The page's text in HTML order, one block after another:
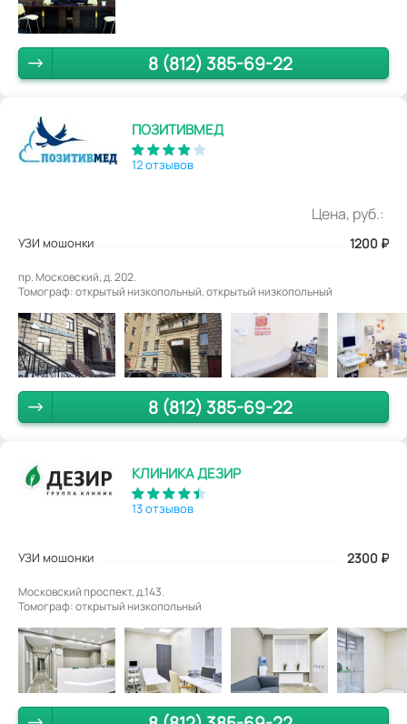
8 (812) 385-69-22
ПОЗИТИВМЕД
12 отзывов
Цена, руб.:
УЗИ мошонки 1200 ₽
пр. Московский, д. 202.
Томограф: открытый низкопольный, открытый низкопольный
8 (812) 385-69-22
КЛИНИКА ДЕЗИР
13 отзывов
УЗИ мошонки 2300 ₽
Московский проспект, д.143.
Томограф: открытый низкопольный